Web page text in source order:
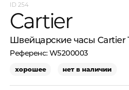
254
Cartier
Швейцарские часы Cartier
W5200003
хорошее нет в наличии